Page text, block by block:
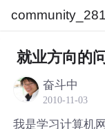
community_281
社区
就业方向的
奋斗中
2010-11-03
我是学习计算机